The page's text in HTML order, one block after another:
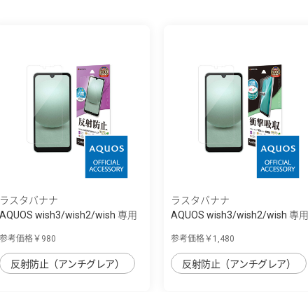
ラスタバナナ
AQUOS wish3/wish2/wish 専用
参考価格￥980
反射防止（アンチグレア）
ラスタバナナ
AQUOS wish3/wish2/wish 専用
参考価格￥1,480
反射防止（アンチグレア）